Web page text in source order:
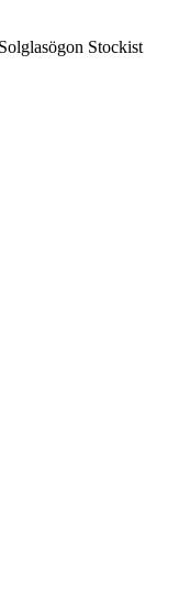
Stockist